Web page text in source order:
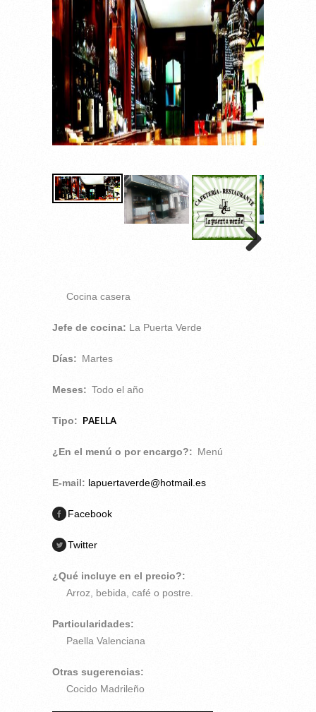
Cocina casera
Jefe de cocina: La Puerta Verde
Días: Martes
Meses: Todo el año
Tipo: PAELLA
¿En el menú o por encargo?: Menú
E-mail: lapuertaverde@hotmail.es
Facebook
Twitter
¿Qué incluye en el precio?:
Arroz, bebida, café o postre.
Particularidades:
Paella Valenciana
Otras sugerencias:
Cocido Madrileño